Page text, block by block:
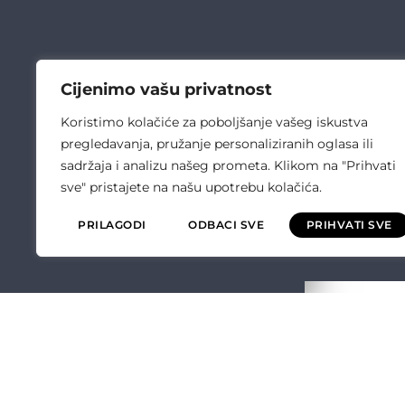
Cijenimo vašu privatnost
Koristimo kolačiće za poboljšanje vašeg iskustva
pregledavanja, pružanje personaliziranih oglasa ili
sadržaja i analizu našeg prometa. Klikom na "Prihvati
sve" pristajete na našu upotrebu kolačića.
PRILAGODI ODBACI SVE PRIHVATI SVE